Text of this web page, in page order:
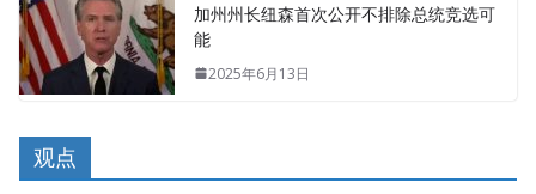
加州州长纽森首次公开不排除总统竞选可
能
2025年6月13日
观点